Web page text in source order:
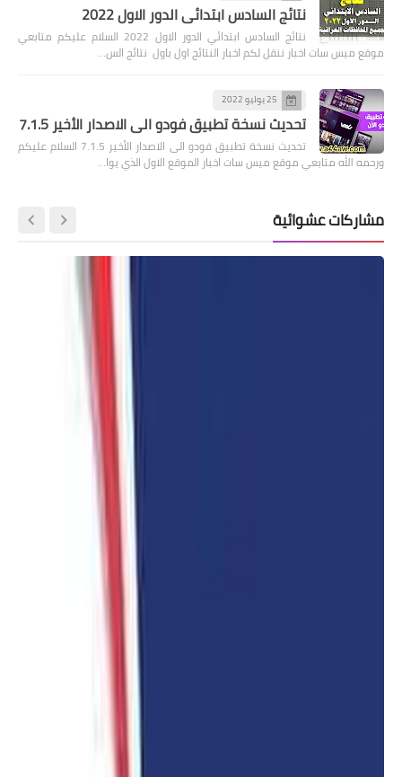
نتائج السادس ابتدائي الدور الاول 2022
نتائج السادس ابتدائي الدور الاول 2022 السلام عليكم متابعي
موقع ميس سات اخبار ننقل لكم اخبار النتائج اول باول نتائج الس…
25 يوليو 2022
تحديث نسخة تطبيق فودو الى الاصدار الأخير 7.1.5
تحديث نسخة تطبيق فودو الى الاصدار الأخير 7.1.5 السلام عليكم
ورحمه الله متابعي موقع ميس سات اخبار الموقع الاول الذي يوا…
مشاركات عشوائية